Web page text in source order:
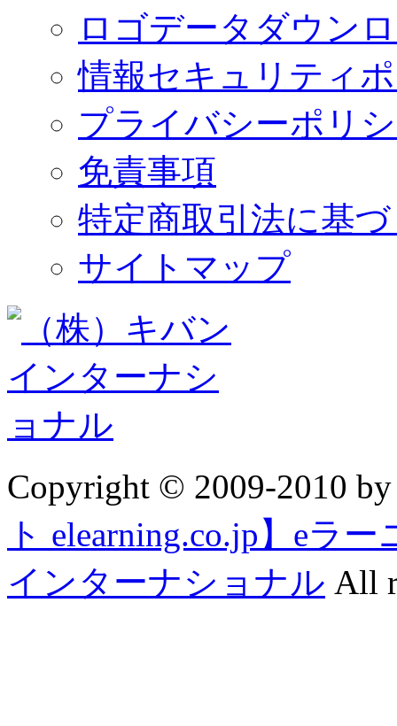
ロゴデータダウン
情報セキュリティ
プライバシーポリ
免責事項
特定商取引法に基
サイトマップ
Copyright © 2009-2010
ト elearning.co.jp】eラ
インターナショナル All